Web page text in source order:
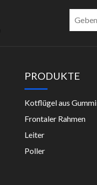
PRODUKTE
Kotflügel aus Gummi
Frontaler Rahmen
Leiter
Poller